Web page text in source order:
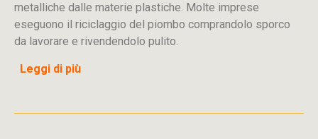
metalliche dalle materie plastiche. Molte imprese
eseguono il riciclaggio del piombo comprandolo sporco
da lavorare e rivendendolo pulito.
Leggi di più